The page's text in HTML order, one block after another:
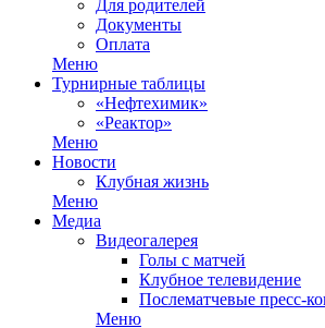
Для родителей
Документы
Оплата
Меню
Турнирные таблицы
«Нефтехимик»
«Реактор»
Меню
Новости
Клубная жизнь
Меню
Медиа
Видеогалерея
Голы с матчей
Клубное телевидение
Послематчевые пресс-
Меню